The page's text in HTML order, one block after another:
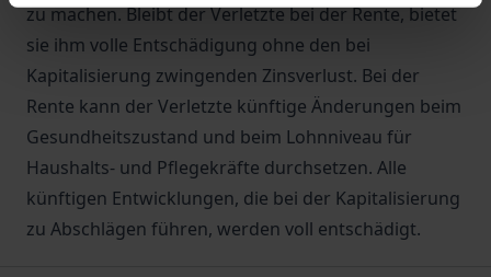
zu machen. Bleibt der Verletzte bei der Rente, bietet
sie ihm volle Entschädigung ohne den bei
Kapitalisierung zwingenden Zinsverlust. Bei der
Rente kann der Verletzte künftige Änderungen beim
Gesundheitszustand und beim Lohnniveau für
Haushalts- und Pflegekräfte durchsetzen. Alle
künftigen Entwicklungen, die bei der Kapitalisierung
zu Abschlägen führen, werden voll entschädigt.